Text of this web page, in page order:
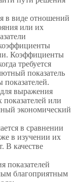
в виде отношений
или их
Коэффициенты
требуется
показатель
показателей.
выражения
или
экономический
в сравнении
в изучении их
В качестве
показателей
благоприятным